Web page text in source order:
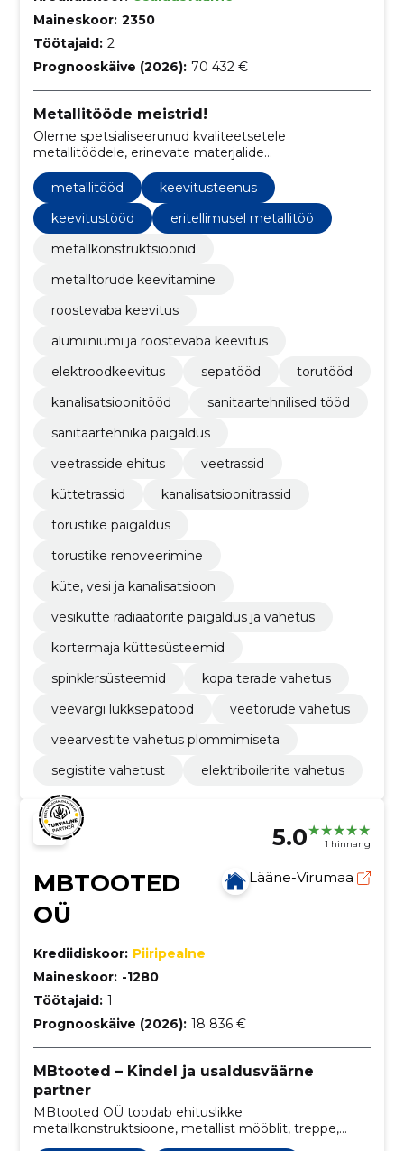
Maineskoor: 2350
Töötajaid: 2
Prognooskäive (2026): 70 432 €
Metallitööde meistrid!
Oleme spetsialiseerunud kvaliteetsetele
metallitöödele, erinevate materjalide
keevitusteenustele ja põhjalikele
torustikulahendustele, tagades, et iga projekt vastab
kõrgeimatele käsitöö ja vastupidavuse standarditele.
metallitööd
keevitusteenus
keevitustööd
eritellimusel metallitöö
metallkonstruktsioonid
metalltorude keevitamine
roostevaba keevitus
alumiiniumi ja roostevaba keevitus
elektroodkeevitus
sepatööd
torutööd
kanalisatsioonitööd
sanitaartehnilised tööd
sanitaartehnika paigaldus
veetrasside ehitus
veetrassid
küttetrassid
kanalisatsioonitrassid
torustike paigaldus
torustike renoveerimine
küte, vesi ja kanalisatsioon
vesikütte radiaatorite paigaldus ja vahetus
kortermaja küttesüsteemid
spinklersüsteemid
kopa terade vahetus
veevärgi lukksepatööd
veetorude vahetus
veearvestite vahetus plommimiseta
segistite vahetust
elektriboilerite vahetus
5.0 1 hinnang
MBTOOTED
OÜ
Lääne-Virumaa
Krediidiskoor: Piiripealne
Maineskoor: -1280
Töötajaid: 1
Prognooskäive (2026): 18 836 €
MBtooted – Kindel ja usaldusväärne
partner
MBtooted OÜ toodab ehituslikke
metallkonstruktsioone, metallist mööblit, treppe,